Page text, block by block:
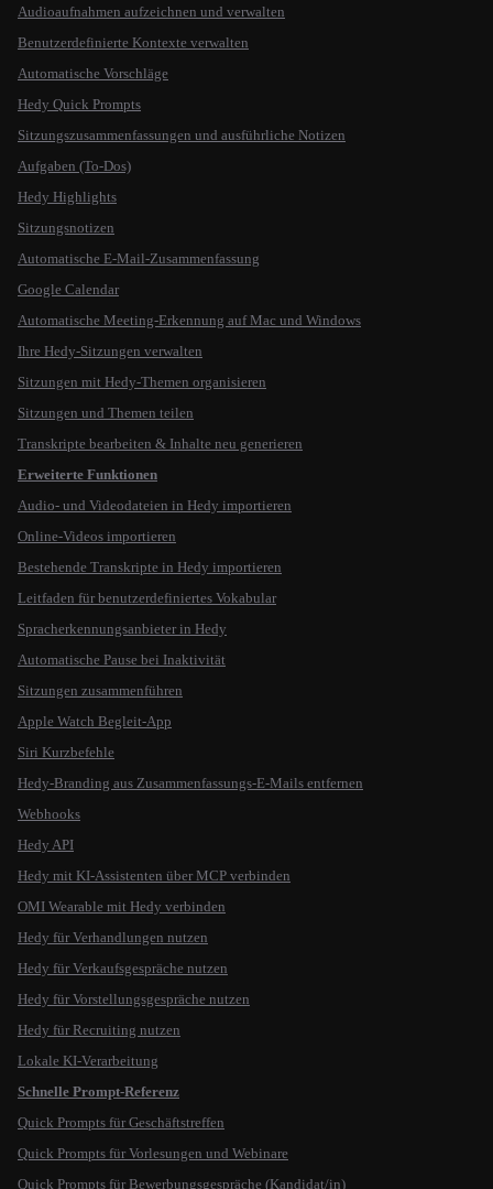
Audioaufnahmen aufzeichnen und verwalten
Benutzerdefinierte Kontexte verwalten
Automatische Vorschläge
Hedy Quick Prompts
Sitzungszusammenfassungen und ausführliche Notizen
Aufgaben (To-Dos)
Hedy Highlights
Sitzungsnotizen
Automatische E-Mail-Zusammenfassung
Google Calendar
Automatische Meeting-Erkennung auf Mac und Windows
Ihre Hedy-Sitzungen verwalten
Sitzungen mit Hedy-Themen organisieren
Sitzungen und Themen teilen
Transkripte bearbeiten & Inhalte neu generieren
Erweiterte Funktionen
Audio- und Videodateien in Hedy importieren
Online-Videos importieren
Bestehende Transkripte in Hedy importieren
Leitfaden für benutzerdefiniertes Vokabular
Spracherkennungsanbieter in Hedy
Automatische Pause bei Inaktivität
Sitzungen zusammenführen
Apple Watch Begleit-App
Siri Kurzbefehle
Hedy-Branding aus Zusammenfassungs-E-Mails entfernen
Webhooks
Hedy API
Hedy mit KI-Assistenten über MCP verbinden
OMI Wearable mit Hedy verbinden
Hedy für Verhandlungen nutzen
Hedy für Verkaufsgespräche nutzen
Hedy für Vorstellungsgespräche nutzen
Hedy für Recruiting nutzen
Lokale KI-Verarbeitung
Schnelle Prompt-Referenz
Quick Prompts für Geschäftstreffen
Quick Prompts für Vorlesungen und Webinare
Quick Prompts für Bewerbungsgespräche (Kandidat/in)